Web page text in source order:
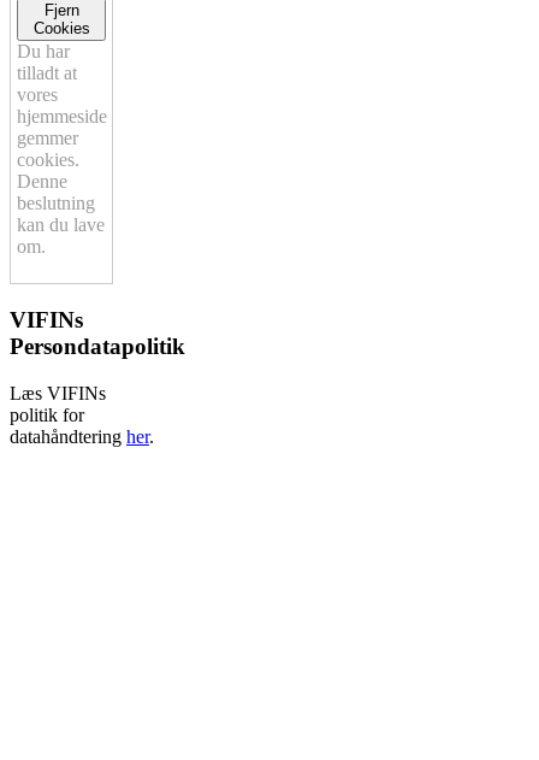
Fjern
Cookies
Du har
tilladt at
vores
hjemmeside
gemmer
cookies.
Denne
beslutning
kan du lave
om.
VIFINs
Persondatapolitik
Læs VIFINs
politik for
datahåndtering her.